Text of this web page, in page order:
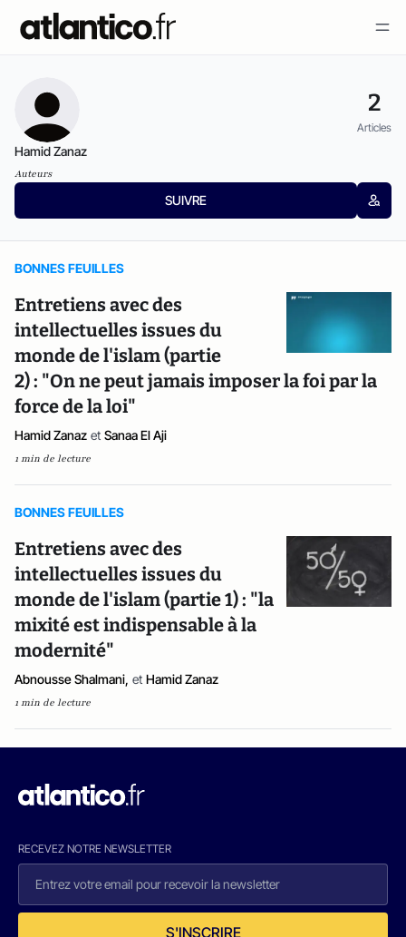
2
Articles
Hamid Zanaz
Auteurs
SUIVRE
BONNES FEUILLES
Entretiens avec des
intellectuelles issues du
monde de l'islam (partie
2) : "On ne peut jamais imposer la foi par la
force de la loi"
Hamid Zanaz et Sanaa El Aji
1 min de lecture
BONNES FEUILLES
Entretiens avec des
intellectuelles issues du
monde de l'islam (partie 1) : "la
mixité est indispensable à la
modernité"
Abnousse Shalmani, et Hamid Zanaz
1 min de lecture
RECEVEZ NOTRE NEWSLETTER
S'INSCRIRE